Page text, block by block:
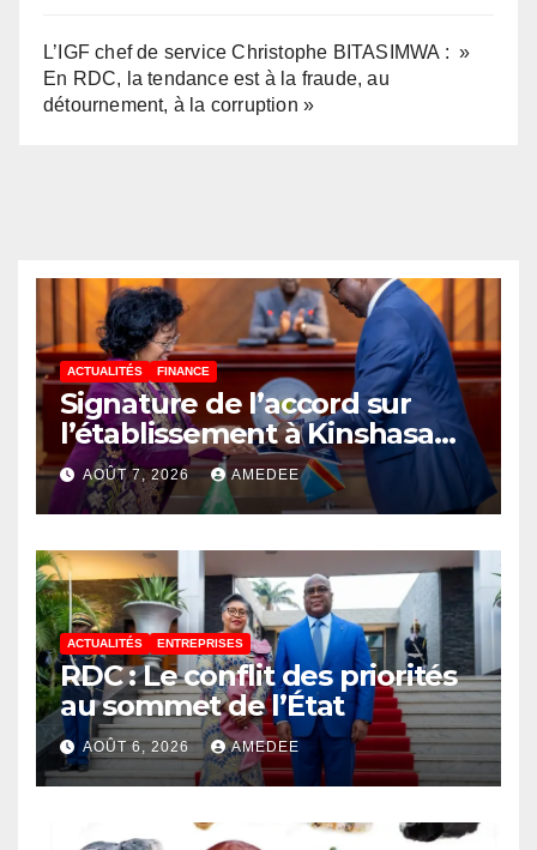
L’IGF chef de service Christophe BITASIMWA : »
En RDC, la tendance est à la fraude, au
détournement, à la corruption »
ACTUALITÉS FINANCE
Signature de l’accord sur
l’établissement à Kinshasa
du bureau-pays de l’Agence
de développement de
l’Union africaine–Nouveau
Partenariat pour le
développement de l’Afrique
(AUDA-NEPAD)
AOÛT 7, 2026 AMEDEE
ACTUALITÉS ENTREPRISES
RDC : Le conflit des priorités
au sommet de l’État
AOÛT 6, 2026 AMEDEE